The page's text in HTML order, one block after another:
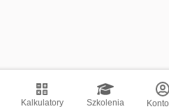
Kalkulatory Szkolenia Konto